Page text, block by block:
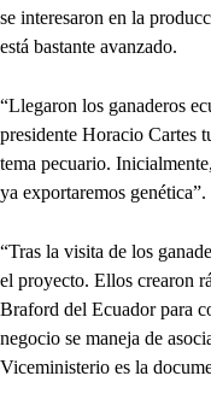
se interesaron en la
está bastante avanzado.
“Llegaron los ganaderos
presidente Horacio Cartes
tema pecuario.
ya exportaremos genética”.
“Tras la visita de los
el proyecto. Ellos crearon
Braford del Ecuador para
negocio se maneja de
Viceministerio es la